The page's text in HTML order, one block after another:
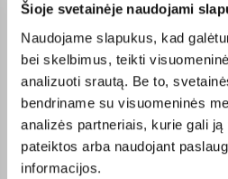
Šioje svetainėje naudojami
Naudojame slapukus, kad
bei skelbimus, teikti
analizuoti srautą. Be to,
bendriname su visuomeninės
analizės partneriais, kurie gali
pateiktos arba naudojant
informacijos.
Patvirtintas pirkėjas
Aušvydas A.
Patvirtintas pirkėjas
Pakankamai pigi ir pakankamai